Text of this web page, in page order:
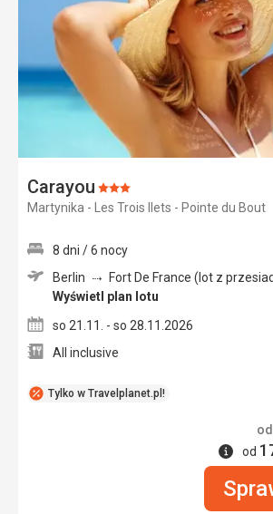
Carayou Ocena:
3/5
Martynika - Les Trois Ilets - Pointe du Bout
Tylko w Travelplanet.pl!
8 dni / 6 nocy
Berlin
Fort De France (lot z
Wyświetl plan lotu
so 21.11. - so 28.11.2026
All inclusive
od
od